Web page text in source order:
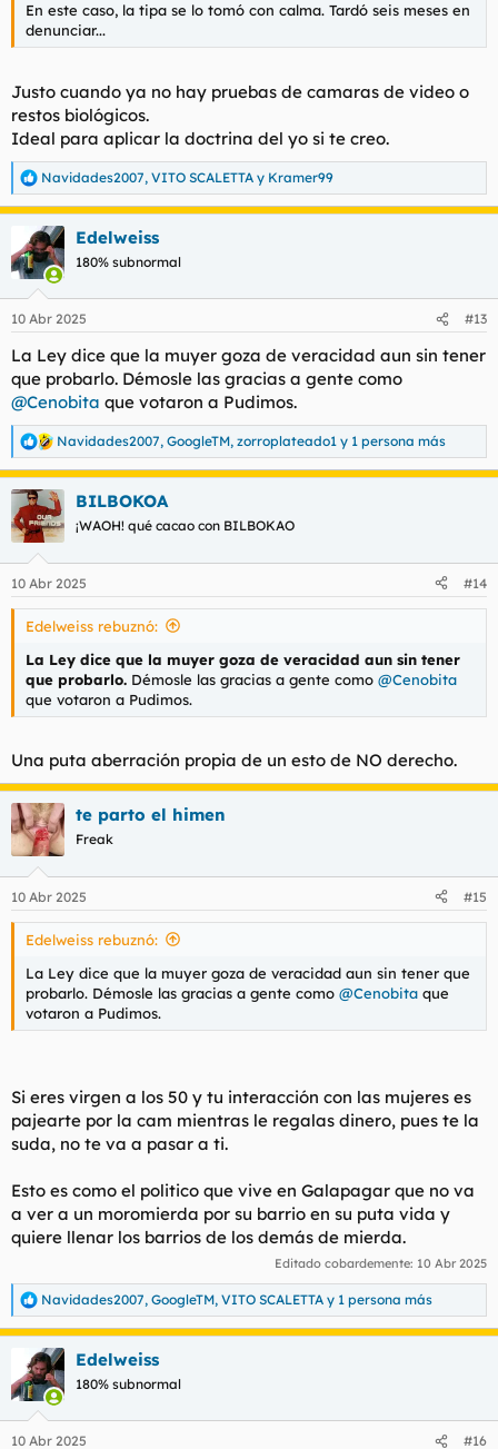
En este caso, la tipa se lo tomó con calma. Tardó seis meses en
denunciar...
Justo cuando ya no hay pruebas de camaras de video o
restos biológicos.
Ideal para aplicar la doctrina del yo si te creo.
R
e
a
c
i
e
:
Navidades2007, VITO SCALETTA y Kramer99
Edelweiss
180% subnormal
10 Abr 2025 #13
La Ley dice que la muyer goza de veracidad aun sin tener
que probarlo. Démosle las gracias a gente como
@Cenobita que votaron a Pudimos.
R
e
c
c
i
e
s
Navidades2007, GoogleTM, zorroplateado1 y 1 persona más
BILBOKOA
¡WAOH! qué cacao con BILBOKAO
10 Abr 2025 #14
Edelweiss rebuznó:
La Ley dice que la muyer goza de veracidad aun sin tener
que probarlo. Démosle las gracias a gente como @Cenobita
que votaron a Pudimos.
Una puta aberración propia de un esto de NO derecho.
te parto el himen
Freak
10 Abr 2025 #15
Edelweiss rebuznó:
La Ley dice que la muyer goza de veracidad aun sin tener que
probarlo. Démosle las gracias a gente como @Cenobita que
votaron a Pudimos.
Si eres virgen a los 50 y tu interacción con las mujeres es
pajearte por la cam mientras le regalas dinero, pues te la
suda, no te va a pasar a ti.
Esto es como el politico que vive en Galapagar que no va
a ver a un moromierda por su barrio en su puta vida y
quiere llenar los barrios de los demás de mierda.
Editado cobardemente: 10 Abr 2025
R
e
a
c
i
Navidades2007, GoogleTM, VITO SCALETTA y 1 persona más
Edelweiss
180% subnormal
10 Abr 2025 #16